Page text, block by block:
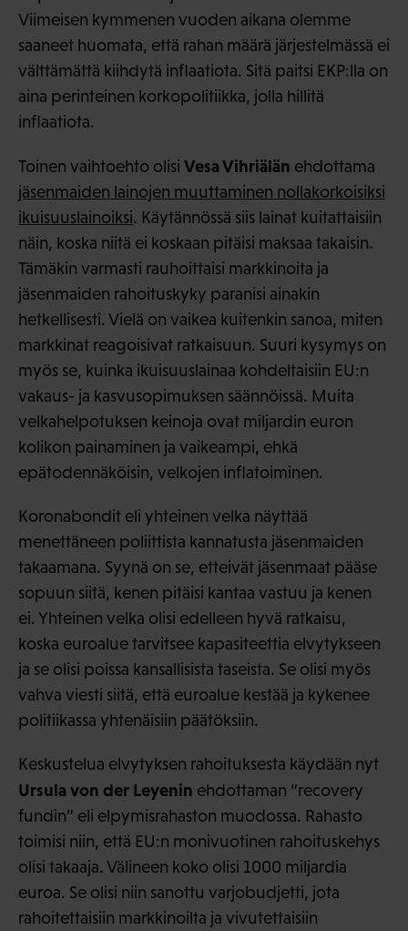
Viimeisen kymmenen vuoden aikana olemme
saaneet huomata, että rahan määrä järjestelmässä ei
välttämättä kiihdytä inflaatiota. Sitä paitsi EKP:lla on
aina perinteinen korkopolitiikka, jolla hillitä
inflaatiota.
Toinen vaihtoehto olisi Vesa Vihriälän ehdottama
jäsenmaiden lainojen muuttaminen nollakorkoisiksi
ikuisuuslainoiksi. Käytännössä siis lainat kuitattaisiin
näin, koska niitä ei koskaan pitäisi maksaa takaisin.
Tämäkin varmasti rauhoittaisi markkinoita ja
jäsenmaiden rahoituskyky paranisi ainakin
hetkellisesti. Vielä on vaikea kuitenkin sanoa, miten
markkinat reagoisivat ratkaisuun. Suuri kysymys on
myös se, kuinka ikuisuuslainaa kohdeltaisiin EU:n
vakaus- ja kasvusopimuksen säännöissä. Muita
velkahelpotuksen keinoja ovat miljardin euron
kolikon painaminen ja vaikeampi, ehkä
epätodennäköisin, velkojen inflatoiminen.
Koronabondit eli yhteinen velka näyttää
menettäneen poliittista kannatusta jäsenmaiden
takaamana. Syynä on se, etteivät jäsenmaat pääse
sopuun siitä, kenen pitäisi kantaa vastuu ja kenen
ei. Yhteinen velka olisi edelleen hyvä ratkaisu,
koska euroalue tarvitsee kapasiteettia elvytykseen
ja se olisi poissa kansallisista taseista. Se olisi myös
vahva viesti siitä, että euroalue kestää ja kykenee
politiikassa yhtenäisiin päätöksiin.
Keskustelua elvytyksen rahoituksesta käydään nyt
Ursula von der Leyenin ehdottaman “recovery
fundin” eli elpymisrahaston muodossa. Rahasto
toimisi niin, että EU:n monivuotinen rahoituskehys
olisi takaaja. Välineen koko olisi 1000 miljardia
euroa. Se olisi niin sanottu varjobudjetti, jota
rahoitettaisiin markkinoilta ja vivutettaisiin